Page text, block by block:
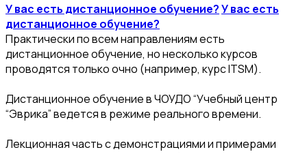
У вас есть дистанционное обучение?У вас есть
дистанционное обучение?
Практически по всем направлениям есть
дистанционное обучение, но несколько курсов
проводятся только очно (например, курс ITSM).
Дистанционное обучение в ЧОУДО “Учебный центр
“Эврика” ведется в режиме реального времени.
Лекционная часть с демонстрациями и примерами